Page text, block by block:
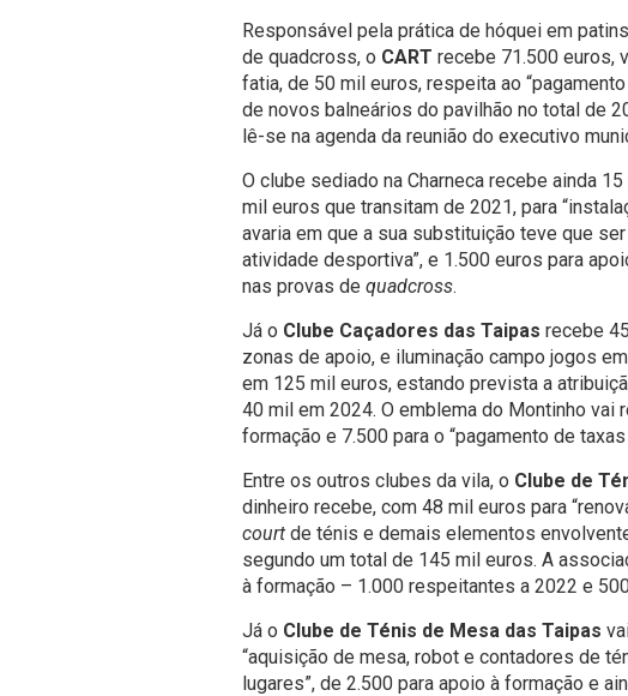
Responsável pela prática de hóquei em
de quadcross, o CART recebe 71.500 euros,
fatia, de 50 mil euros, respeita ao
de novos balneários do pavilhão no total de
lê-se na agenda da reunião do executivo
O clube sediado na Charneca recebe ainda
mil euros que transitam de 2021, para
avaria em que a sua substituição teve que
atividade desportiva”, e 1.500 euros para
nas provas de quadcross.
Já o Clube Caçadores das Taipas recebe
zonas de apoio, e iluminação campo jogos
em 125 mil euros, estando prevista a
40 mil em 2024. O emblema do Montinho vai
formação e 7.500 para o “pagamento de
Entre os outros clubes da vila, o Clube de
dinheiro recebe, com 48 mil euros para
court de ténis e demais elementos
segundo um total de 145 mil euros. A
à formação – 1.000 respeitantes a 2022 e
Já o Clube de Ténis de Mesa das Taipas
“aquisição de mesa, robot e contadores de
lugares”, de 2.500 para apoio à formação e